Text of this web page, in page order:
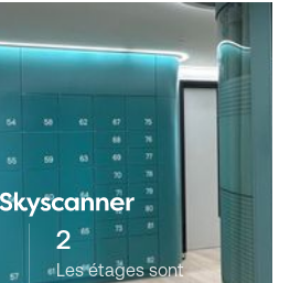
2
Les étages sont